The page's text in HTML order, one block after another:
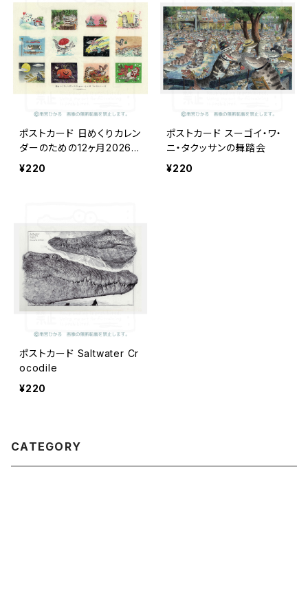
ポストカード 日めくりカレン
ダーのための12ヶ月2026.0
1~12
¥220
ポストカード スーゴイ・ワ・
ニ・タクッサンの舞踏会
¥220
ポストカード Saltwater Cr
ocodile
¥220
CATEGORY